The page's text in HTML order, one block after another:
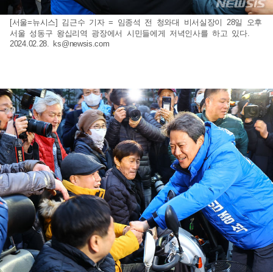
[서울=뉴시스] 김근수 기자 = 임종석 전 청와대 비서실장이 28일 오후
서울 성동구 왕십리역 광장에서 시민들에게 저녁인사를 하고 있다.
2024.02.28. ks@newsis.com